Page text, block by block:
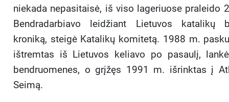
niekada nepasitaisė, iš viso lageriuose praleido
Bendradarbiavo leidžiant Lietuvos katalikų
kroniką, steigė Katalikų komite­tą. 1988 m.
ištremtas iš Lietuvos keliavo po pasaulį,
bendruomenes, o grįžęs 1991 m. iš­rinktas į
Seimą.